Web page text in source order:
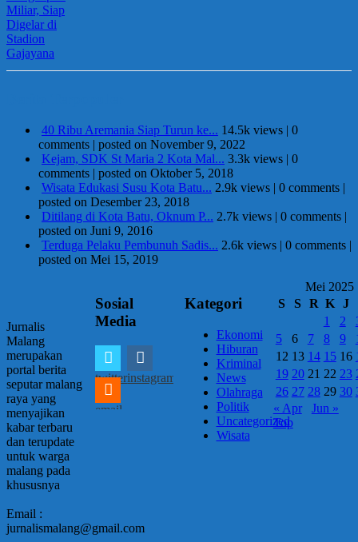
40 Ribu Aremania Siap Turun ke... 14.5k views | 0
comments | posted on November 9, 2022
Kejam, SDK St Maria 2 Kota Mal... 3.3k views | 0
comments | posted on Oktober 5, 2018
Wisata Edukasi Susu Kota Batu... 2.9k views | 0 comments |
posted on Desember 23, 2018
Ditilang di Kota Batu, Oknum P... 2.7k views | 0 comments |
posted on Juni 9, 2016
Terduga Pelaku Pembunuh Sadis... 2.6k views | 0 comments |
posted on Mei 15, 2019
Jurnalis
Malang
merupakan
portal berita
seputar malang
raya yang
menyajikan
kabar terbaru
dan terupdate
untuk warga
malang pada
khususnya
Email :
jurnalismalang@gmail.com
Sosial
Media
twitterinstagram
email
Kategori
Ekonomi
Hiburan
Kriminal
News
Olahraga
Politik
Uncategorized
Wisata
Mei 2025
S
S R K
J
1
2
5
6 7 8 9
12 13 14 15 16
19 20 21 22 23
26 27 28 29 30
« Apr
Jun »
Top